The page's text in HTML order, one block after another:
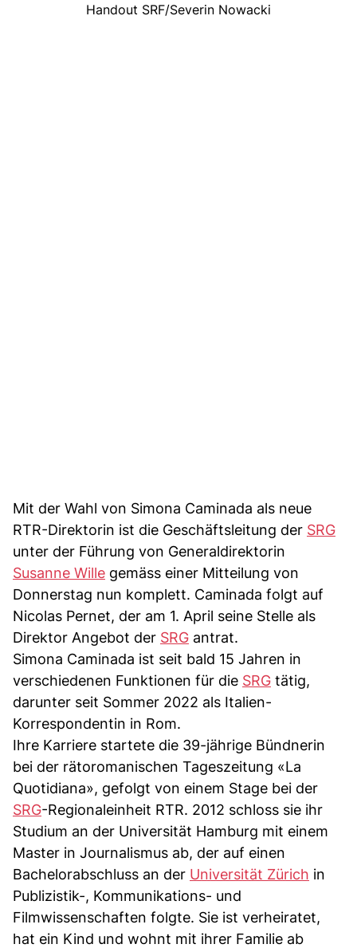
Handout SRF/Severin Nowacki
Mit der Wahl von Simona Caminada als neue
RTR-Direktorin ist die Geschäftsleitung der SRG
unter der Führung von Generaldirektorin
Susanne Wille gemäss einer Mitteilung von
Donnerstag nun komplett. Caminada folgt auf
Nicolas Pernet, der am 1. April seine Stelle als
Direktor Angebot der SRG antrat.
Simona Caminada ist seit bald 15 Jahren in
verschiedenen Funktionen für die SRG tätig,
darunter seit Sommer 2022 als Italien-
Korrespondentin in Rom.
Ihre Karriere startete die 39-jährige Bündnerin
bei der rätoromanischen Tageszeitung «La
Quotidiana», gefolgt von einem Stage bei der
SRG-Regionaleinheit RTR. 2012 schloss sie ihr
Studium an der Universität Hamburg mit einem
Master in Journalismus ab, der auf einen
Bachelorabschluss an der Universität Zürich in
Publizistik-, Kommunikations- und
Filmwissenschaften folgte. Sie ist verheiratet,
hat ein Kind und wohnt mit ihrer Familie ab